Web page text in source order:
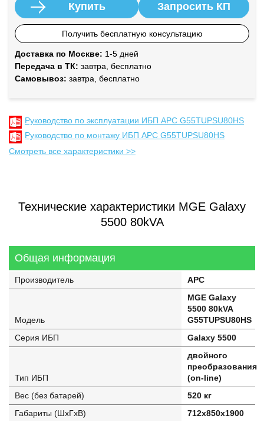
Купить Запросить КП
Получить бесплатную консультацию
Доставка по Москве: 1-5 дней
Передача в ТК: завтра, бесплатно
Самовывоз: завтра, бесплатно
Руководство по эксплуатации ИБП APC G55TUPSU80HS
Руководство по монтажу ИБП APC G55TUPSU80HS
Смотреть все характеристики >>
Технические характеристики MGE Galaxy
5500 80kVA
Общая информация
Производитель APC
Модель
MGE Galaxy
5500 80kVA
G55TUPSU80HS
Серия ИБП
Galaxy 5500
Тип ИБП
двойного
преобразования
(on-line)
Вес (без батарей)
520 кг
Габариты (ШхГхВ)
712x850x1900